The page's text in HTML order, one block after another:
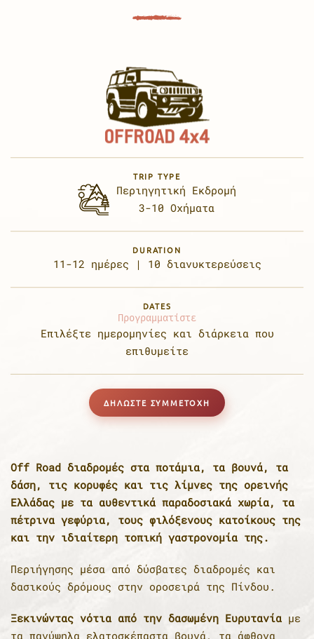
TRIP TYPE
Περιηγητική Εκδρομή
3-10 Οχήματα
DURATION
11-12 ημέρες | 10 διανυκτερεύσεις
DATES
Προγραμματίστε
Επιλέξτε ημερομηνίες και διάρκεια που
επιθυμείτε
ΔΗΛΩΣΤΕ ΣΥΜΜΕΤΟΧΗ
Off Road διαδρομές στα ποτάμια, τα βουνά, τα
δάση, τις κορυφές και τις λίμνες της ορεινής
Ελλάδας με τα αυθεντικά παραδοσιακά χωρία, τα
πέτρινα γεφύρια, τους φιλόξενους κατοίκους της
και την ιδιαίτερη τοπική γαστρονομία της.
Περιήγησης μέσα από δύσβατες διαδρομές και
δασικούς δρόμους στην οροσειρά της Πίνδου.
Ξεκινώντας νότια από την δασωμένη Ευρυτανία με
τα πανύψηλα ελατοσκέπαστα βουνά, τα άφθονα